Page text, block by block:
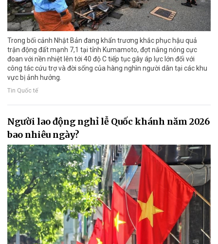
Trong bối cảnh Nhật Bản đang khẩn trương khắc phục hậu quả
trận động đất mạnh 7,1 tại tỉnh Kumamoto, đợt nắng nóng cực
đoan với nền nhiệt lên tới 40 độ C tiếp tục gây áp lực lớn đối với
công tác cứu trợ và đời sống của hàng nghìn người dân tại các khu
vực bị ảnh hưởng.
Tin Quốc tế
Người lao động nghỉ lễ Quốc khánh năm 2026
bao nhiêu ngày?